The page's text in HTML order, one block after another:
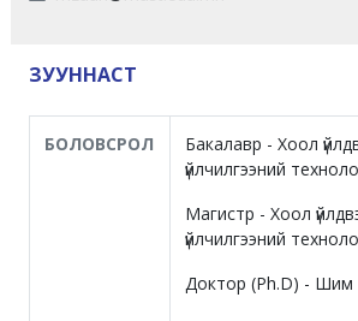
ЗУУННАСТ
БОЛОВСРОЛ
Бакалавр - Хоол
үйлчилгээний
Магистр - Хоол
үйлчилгээний
Доктор (Ph.D) - Шим